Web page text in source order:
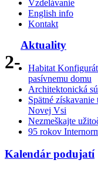
Vzdelávanie
English info
Kontakt
2-
Aktuality
Habitat
pasívnemu domu
Architektonická
Spätné
Novej Vsi
Nezmeškajte
95 rokov
Kalendár podujatí